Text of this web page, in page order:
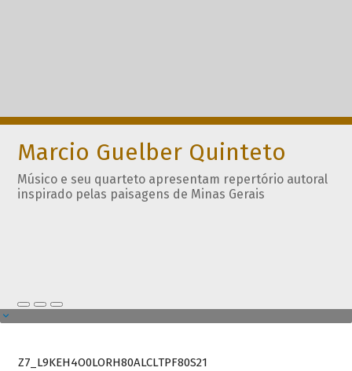
Marcio Guelber Quinteto
Músico e seu quarteto apresentam repertório autoral
inspirado pelas paisagens de Minas Gerais
Z7_L9KEH4O0LORH80ALCLTPF80S21